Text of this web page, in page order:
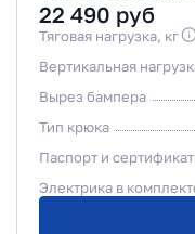
22 490 руб
Тяговая нагрузка, кг
Вертикальная
Вырез бампера
Тип крюка
Паспорт и сертификат
Электрика в